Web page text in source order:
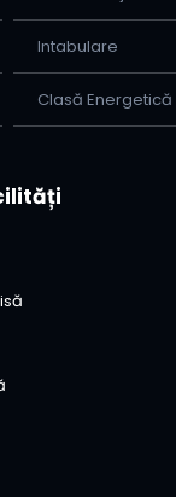
Intabulare
Clasă Energetică